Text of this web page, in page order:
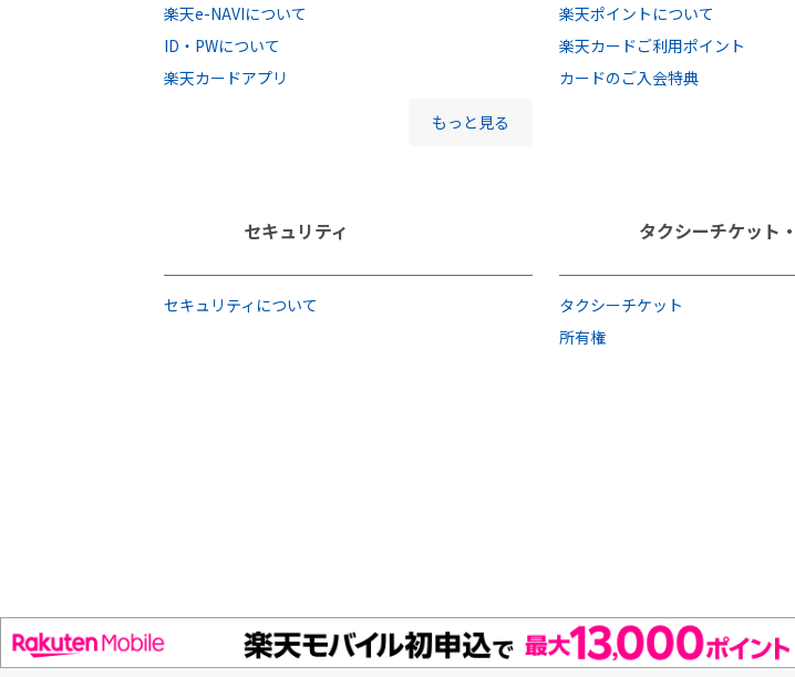
楽天e-NAVIについて
ID・PWについて
楽天カードアプリ
もっと見る
楽天ポイントについて
楽天カードご利用ポイント
カードのご入会特典
セキュリティ
セキュリティについて
タクシーチケット
タクシーチケット
所有権